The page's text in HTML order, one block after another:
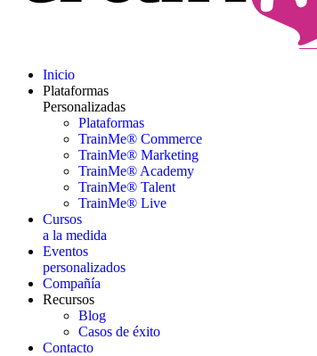
Inicio
Plataformas
Personalizadas
Plataformas
TrainMe® Commerce
TrainMe® Marketing
TrainMe® Academy
TrainMe® Talent
TrainMe® Live
Cursos
a la medida
Eventos
personalizados
Compañía
Recursos
Blog
Casos de éxito
Contacto